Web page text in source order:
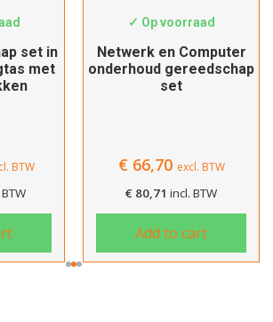
set in
met
BTW
✓ Op voorraad
Netwerk en Computer
onderhoud gereedschap
set
€66,70 excl. BTW
€ 80,71 incl. BTW
Add to cart